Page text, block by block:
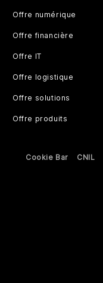
Offre numérique
Offre financière
Offre IT
Offre logistique
Offre solutions
Offre produits
Cookie Bar CNIL